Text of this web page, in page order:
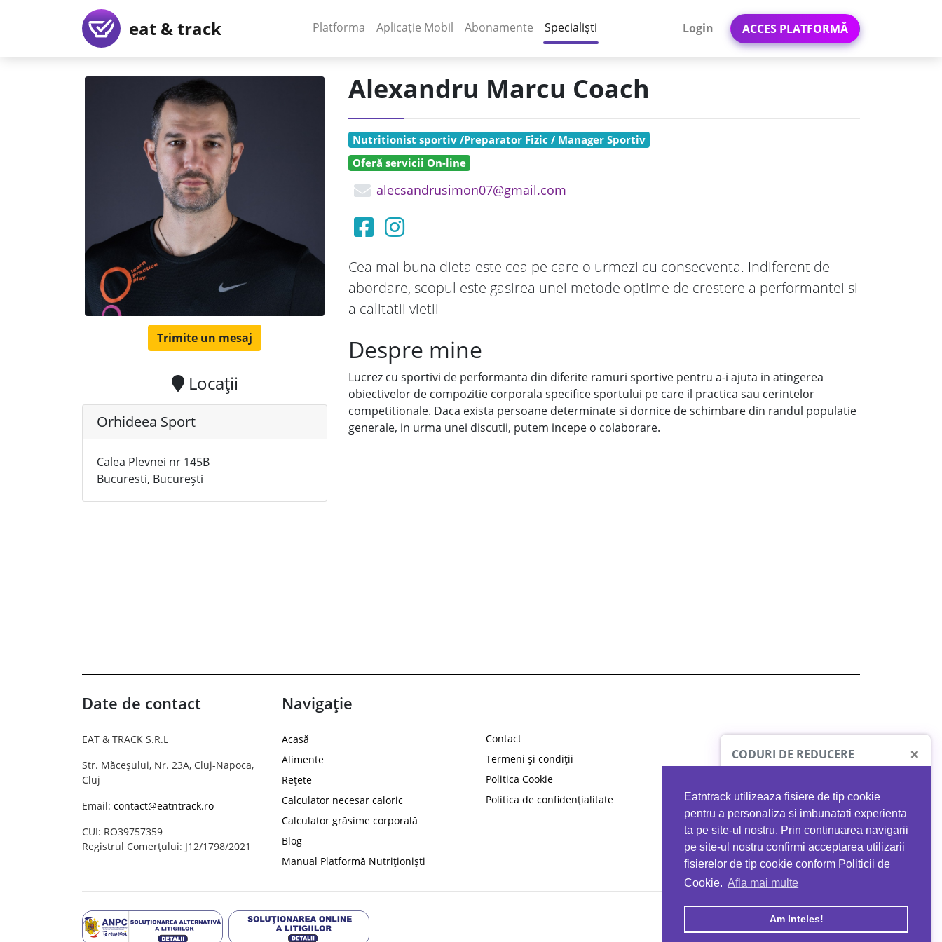
Eatntrack utilizeaza fisiere de tip cookie
pentru a personaliza si imbunatati experienta
ta pe site-ul nostru. Prin continuarea navigarii
pe site-ul nostru confirmi acceptarea utilizarii
fisierelor de tip cookie conform Politicii de
Cookie. Afla mai multe
Am Inteles!
eat & track Platforma (current)
Aplicație Mobil (current)
Abonamente Specialiști Login ACCES PLATFORMĂ
Trimite un mesaj
Locații
Orhideea Sport
Calea Plevnei nr 145B
Bucuresti, București
Alexandru Marcu Coach
Nutritionist sportiv /Preparator Fizic / Manager Sportiv
Oferă servicii On-line
alecsandrusimon07@gmail.com
Cea mai buna dieta este cea pe care o urmezi cu consecventa. Indiferent de
abordare, scopul este gasirea unei metode optime de crestere a performantei si
a calitatii vietii
Despre mine
Lucrez cu sportivi de performanta din diferite ramuri sportive pentru a-i ajuta in atingerea
obiectivelor de compozitie corporala specifice sportului pe care il practica sau cerintelor
competitionale. Daca exista persoane determinate si dornice de schimbare din randul populatie
generale, in urma unei discutii, putem incepe o colaborare.
Date de contact
EAT & TRACK S.R.L
Str. Măceșului, Nr. 23A, Cluj-Napoca,
Cluj
Email: contact@eatntrack.ro
CUI: RO39757359
Registrul Comerțului: J12/1798/2021
Navigație
Acasă
Alimente
Rețete
Calculator necesar caloric
Calculator grăsime corporală
Blog
Manual Platformă Nutriționiști
Contact
Termeni și condiții
Politica Cookie
Politica de confidențialitate
CODURI DE REDUCERE ×
PROTO41
reducere la orice comandă
EATNTRACK
MYPROTEIN
Ai40%reducere la orice comandă
folosind codul EATTRACK